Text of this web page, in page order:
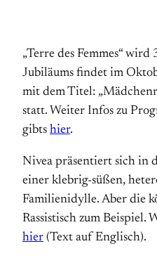
„Terre des Femmes“ wird
Jubiläums findet im
mit dem Titel:
statt. Weiter Infos zu
gibts hier.
Nivea präsentiert sich in
einer klebrig-süßen,
Familienidylle. Aber die
Rassistisch zum
hier (Text auf Englisch).